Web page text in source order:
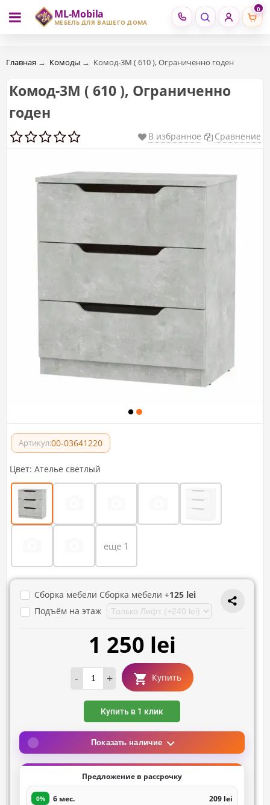
ML-Mobila
МЕБЕЛЬ ДЛЯ ВАШЕГО ДОМА
0
RU RO
Главная → Комоды → Комод-3М ( 610 ), Ограниченно годен
Комод-3М ( 610 ), Ограниченно
годен
В избранное Сравнение
Артикул:00-03641220
Цвет: Ателье светлый
еще 1
Сборка мебели Сборка мебели +125 lei
Подъём на этаж
1 250 lei
- + Купить
Купить в 1 клик
Показать наличие
Предложение в рассрочку
0% 6 мес. 209 lei